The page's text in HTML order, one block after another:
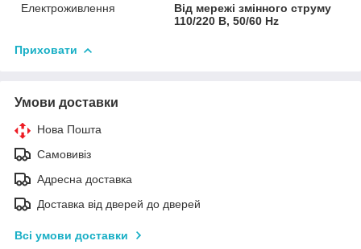
Електроживлення
Від мережі змінного струму
110/220 В, 50/60 Hz
Приховати
Умови доставки
Нова Пошта
Самовивіз
Адресна доставка
Доставка від дверей до дверей
Всі умови доставки